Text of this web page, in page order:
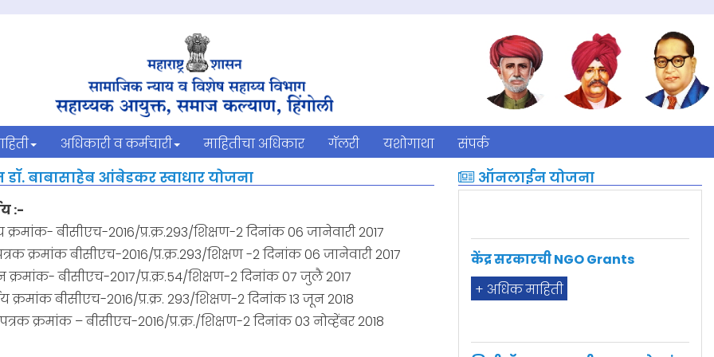
अधिकारी व कर्मचारी माहितीचा अधिकार गॅलरी यशोगाथा संपर्क
डॉ. बाबासाहेब आंबेडकर स्वाधार योजना
:-
क्रमांक- बीसीएच-2016/प्र.क्र.293/शिक्षण-2 दिनांक 06 जानेवारी 2017
क्रमांक बीसीएच-2016/प्र.क्र.293/शिक्षण -2 दिनांक 06 जानेवारी 2017
क्रमांक- बीसीएच-2017/प्र.क्र.54/शिक्षण-2 दिनांक 07 जुलै 2017
क्रमांक बीसीएच-2016/प्र.क्र. 293/शिक्षण-2 दिनांक 13 जून 2018
क्रमांक – बीसीएच-2016/प्र.क्र./शिक्षण-2 दिनांक 03 नोव्हेंबर 2018
ऑनलाईन योजना
+ अधिक माहिती
पुरवठा करणेची योजना सन २०२०-२१